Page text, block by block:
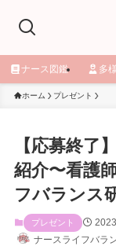
ナース図鑑 多
ホーム プレゼント
【応募終了
紹介〜看護
フバランス
プレゼント
ナースライフバラ